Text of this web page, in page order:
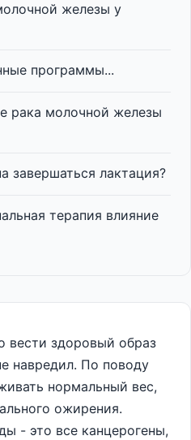
железы у
программы...
рака молочной железы
завершаться лактация?
терапия влияние
вести здоровый образ
навредил. По поводу
нормальный вес,
ожирения.
- это все канцерогены,